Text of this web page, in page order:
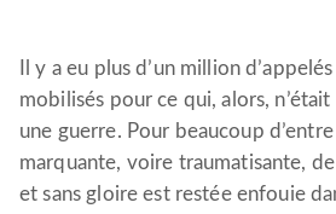
Il y a eu plus d’un million
mobilisés pour ce qui, alors,
une guerre. Pour beaucoup
marquante, voire traumatisante,
et sans gloire est restée enfouie